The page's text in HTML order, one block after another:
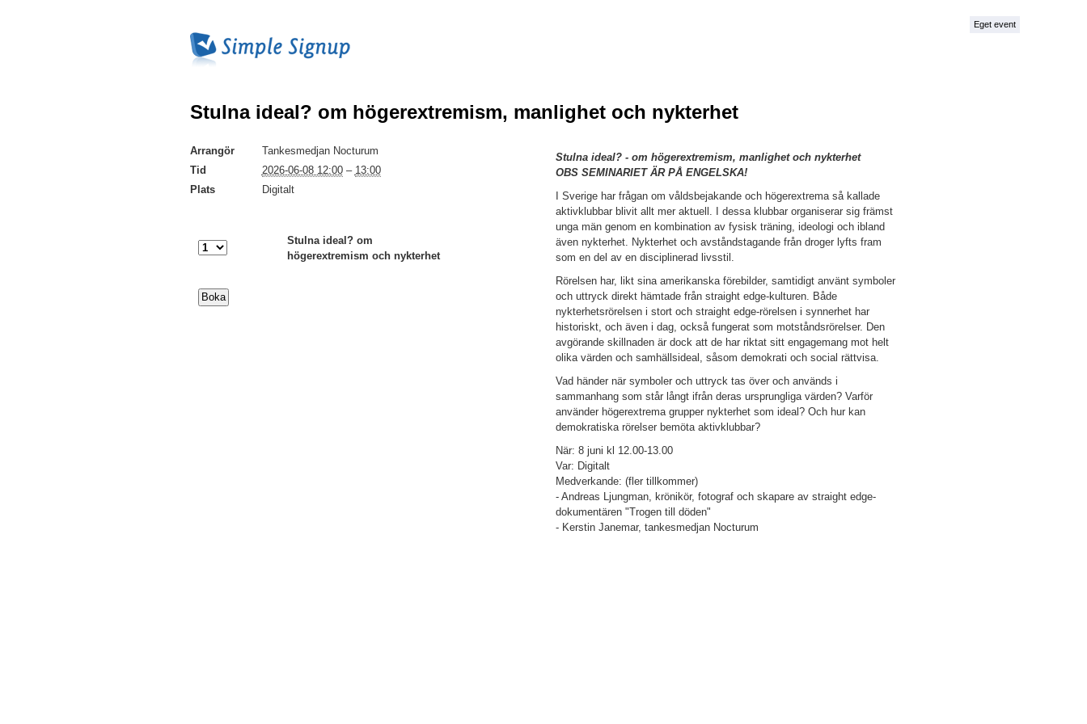
Eget event
Stulna ideal? om högerextremism, manlighet och nykterhet
Arrangör
Tankesmedjan Nocturum
Tid
2026-06-08 12:00– 13:00
Plats
Digitalt
Stulna ideal? om
högerextremism och nykterhet
Stulna ideal? - om högerextremism, manlighet och nykterhet
OBS SEMINARIET ÄR PÅ ENGELSKA!
I Sverige har frågan om våldsbejakande och högerextrema så kallade
aktivklubbar blivit allt mer aktuell. I dessa klubbar organiserar sig främst
unga män genom en kombination av fysisk träning, ideologi och ibland
även nykterhet. Nykterhet och avståndstagande från droger lyfts fram
som en del av en disciplinerad livsstil.
Rörelsen har, likt sina amerikanska förebilder, samtidigt använt symboler
och uttryck direkt hämtade från straight edge-kulturen. Både
nykterhetsrörelsen i stort och straight edge-rörelsen i synnerhet har
historiskt, och även i dag, också fungerat som motståndsrörelser. Den
avgörande skillnaden är dock att de har riktat sitt engagemang mot helt
olika värden och samhällsideal, såsom demokrati och social rättvisa.
Vad händer när symboler och uttryck tas över och används i
sammanhang som står långt ifrån deras ursprungliga värden? Varför
använder högerextrema grupper nykterhet som ideal? Och hur kan
demokratiska rörelser bemöta aktivklubbar?
När: 8 juni kl 12.00-13.00
Var: Digitalt
Medverkande: (fler tillkommer)
- Andreas Ljungman, krönikör, fotograf och skapare av straight edge-
dokumentären "Trogen till döden"
- Kerstin Janemar, tankesmedjan Nocturum